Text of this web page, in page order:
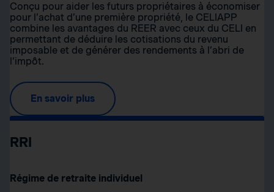
Conçu pour aider les futurs propriétaires à économiser
pour l’achat d’une première propriété, le CELIAPP
combine les avantages du REER avec ceux du CELI en
permettant de déduire les cotisations du revenu
imposable et de générer des rendements à l’abri de
l’impôt.
En savoir plus
RRI
Régime de retraite individuel